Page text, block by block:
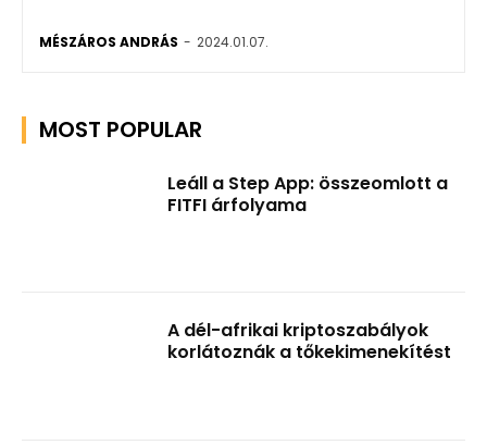
MÉSZÁROS ANDRÁS - 2024.01.07.
MOST POPULAR
Leáll a Step App: összeomlott a
FITFI árfolyama
A dél-afrikai kriptoszabályok
korlátoznák a tőkekimenekítést